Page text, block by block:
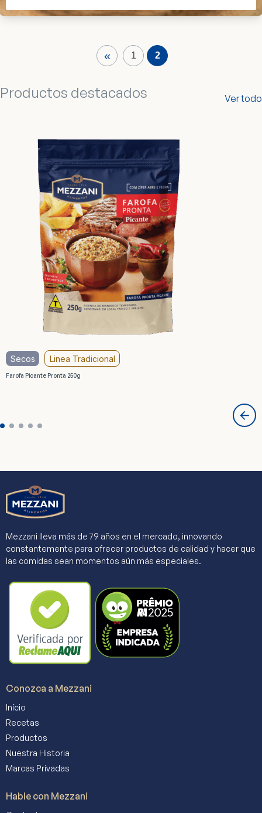
« 1 2
Productos destacados Ver todo
Secos Linea Tradicional
Farofa Picante Pronta 250g
Mezzani lleva más de 79 años en el mercado, innovando
constantemente para ofrecer productos de calidad y hacer que
las comidas sean momentos aún más especiales.
Conozca a Mezzani
Início
Recetas
Productos
Nuestra Historia
Marcas Privadas
Hable con Mezzani